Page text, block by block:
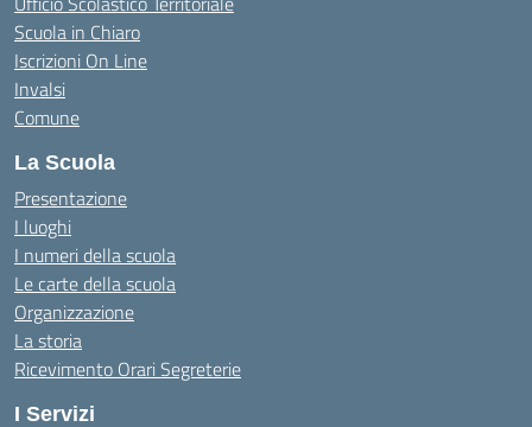
Scuola in Chiaro
Iscrizioni On Line
Invalsi
Comune
La Scuola
Presentazione
I luoghi
I numeri della scuola
Le carte della scuola
Organizzazione
La storia
Ricevimento Orari Segreterie
I Servizi